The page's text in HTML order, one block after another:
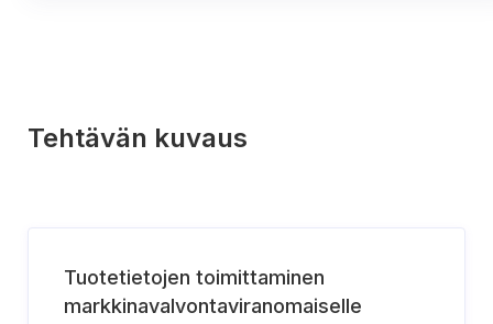
Tehtävän kuvaus
Tuotetietojen toimittaminen
markkinavalvontaviranomaiselle